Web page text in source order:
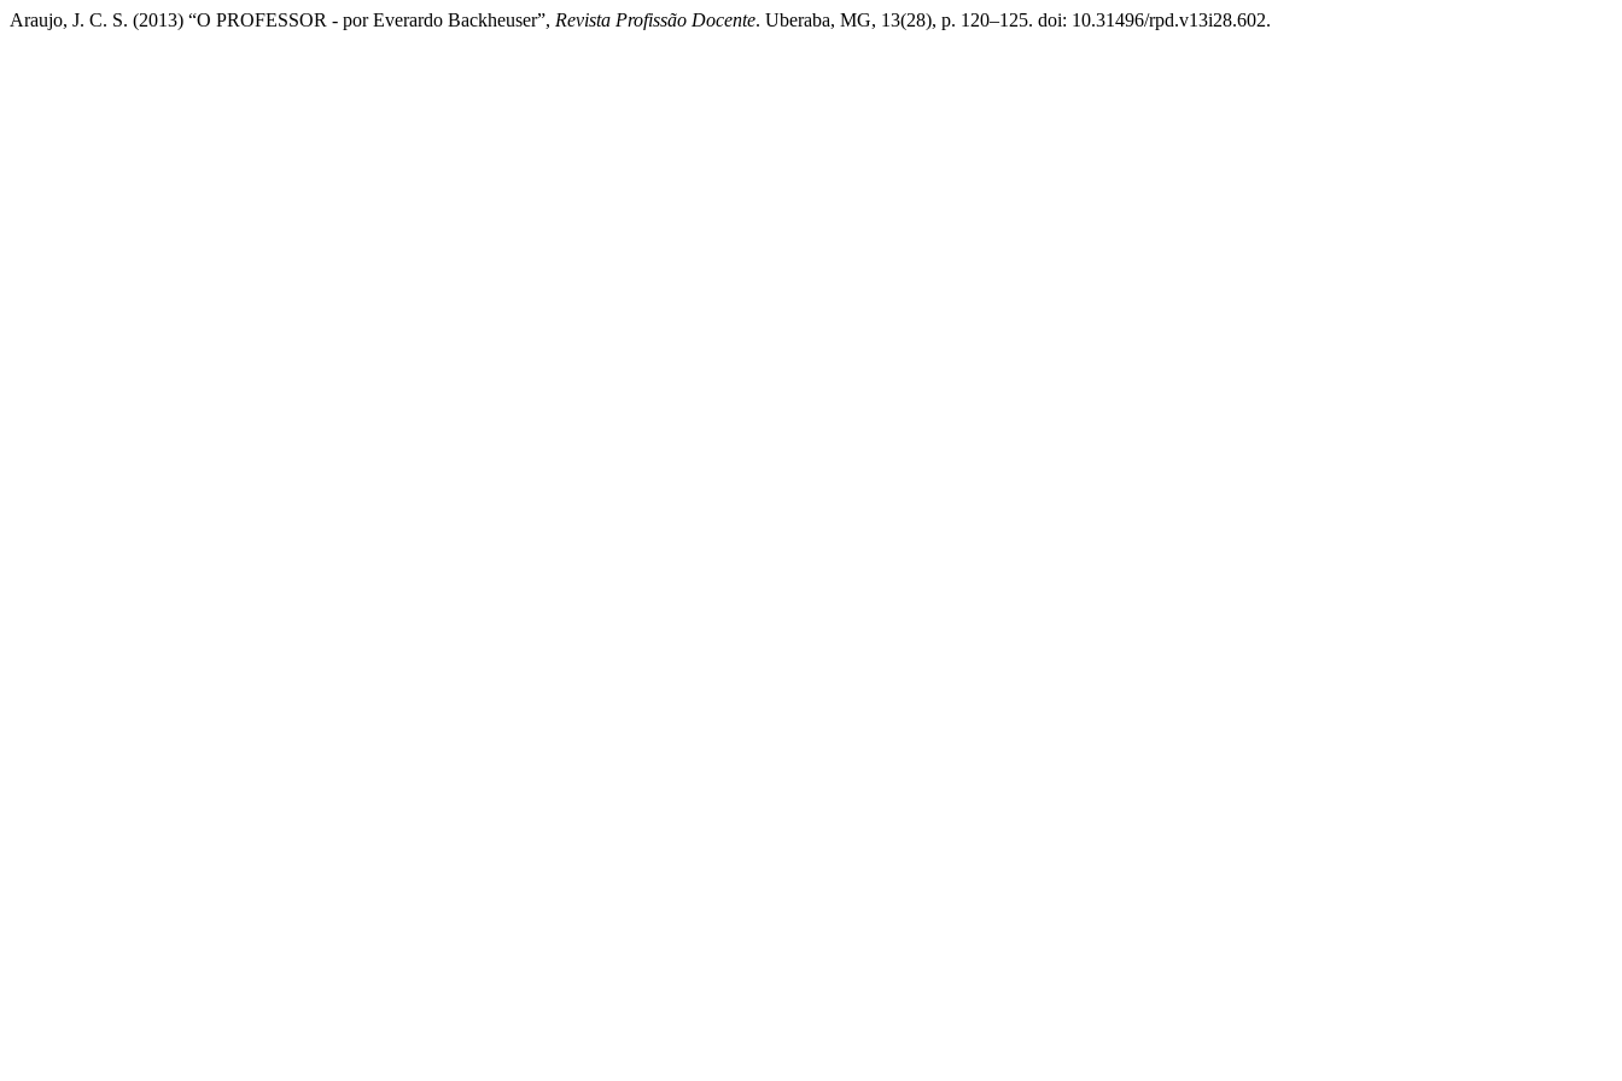
Araujo, J. C. S. (2013) “O PROFESSOR - por Everardo Backheuser”, Revista Profissão Docente. Uberaba, MG, 13(28), p. 120–125. doi: 10.31496/rpd.v13i28.602.